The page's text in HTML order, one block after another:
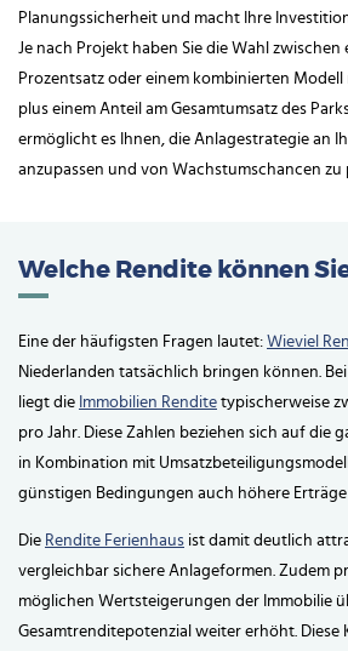
Planungssicherheit und macht Ihre
Je nach Projekt haben Sie die Wahl zwischen
Prozentsatz oder einem kombinierten Modell
plus einem Anteil am Gesamtumsatz des
ermöglicht es Ihnen, die Anlagestrategie an
anzupassen und von Wachstumschancen zu
Welche Rendite können
Eine der häufigsten Fragen lautet: Wieviel
Niederlanden tatsächlich bringen können.
liegt die Immobilien Rendite typischerweise
pro Jahr. Diese Zahlen beziehen sich auf die
in Kombination mit
günstigen Bedingungen auch höhere
Die Rendite Ferienhaus ist damit deutlich
vergleichbar sichere Anlageformen. Zudem
möglichen Wertsteigerungen der Immobilie
Gesamtrenditepotenzial weiter erhöht. Diese